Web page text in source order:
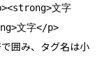
文字
文字</p>
囲み、タグ名は小